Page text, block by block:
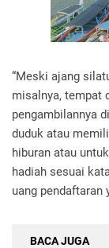
“Meski ajang
misalnya, tempat
pengambilannya
duduk atau
hiburan atau
hadiah sesuai
uang pendaftaran
BACA JUGA